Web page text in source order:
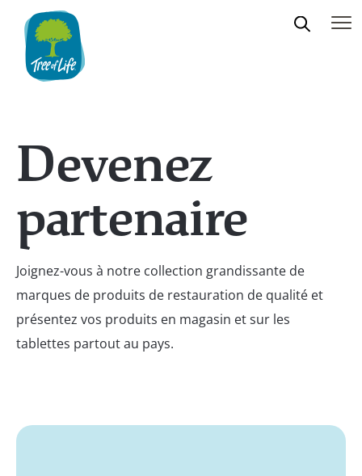
Devenez
partenaire
Joignez-vous à notre collection grandissante de
marques de produits de restauration de qualité et
présentez vos produits en magasin et sur les
tablettes partout au pays.